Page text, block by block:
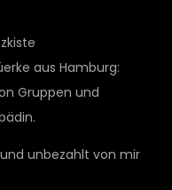
aus Hamburg:
Gruppen und
unbezahlt von mir